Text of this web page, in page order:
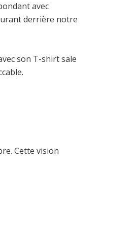
avec
derrière notre
son T-shirt sale
Cette vision